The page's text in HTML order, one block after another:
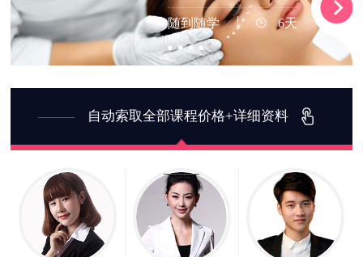
随到随学 6天
自动索取全部课程价格+详细资料